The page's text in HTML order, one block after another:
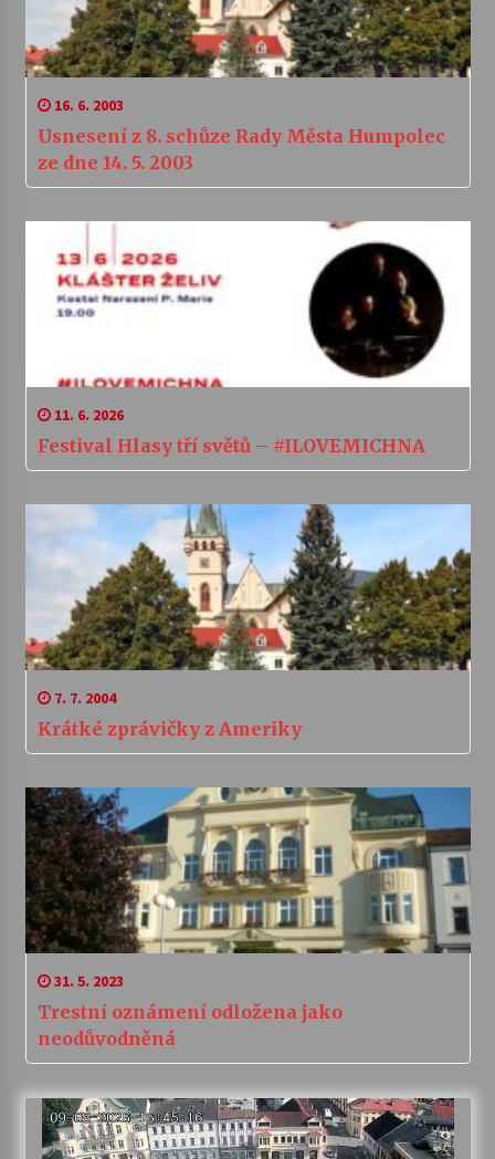
16. 6. 2003
Usnesení z 8. schůze Rady Města Humpolec
ze dne 14. 5. 2003
11. 6. 2026
Festival Hlasy tří světů – #ILOVEMICHNA
7. 7. 2004
Krátké zprávičky z Ameriky
31. 5. 2023
Trestní oznámení odložena jako
neodůvodněná